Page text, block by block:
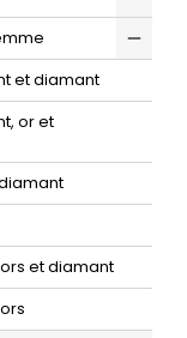
et diamant
or et
et diamant